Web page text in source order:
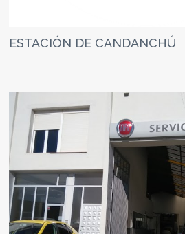
ESTACIÓN DE CANDANCHÚ